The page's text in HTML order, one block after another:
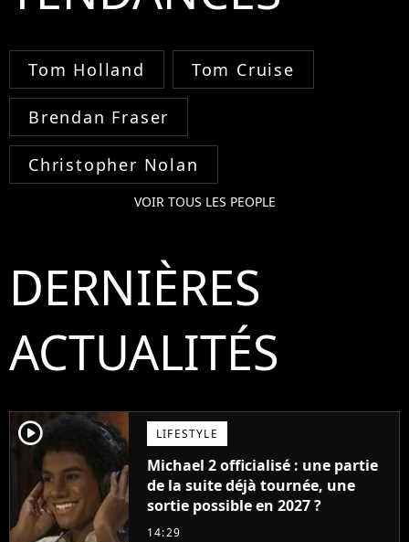
Tom Holland Tom Cruise
Brendan Fraser
Christopher Nolan
VOIR TOUS LES PEOPLE
DERNIÈRES
ACTUALITÉS
player2 LIFESTYLE
Michael 2 officialisé : une partie
de la suite déjà tournée, une
sortie possible en 2027 ?
14:29